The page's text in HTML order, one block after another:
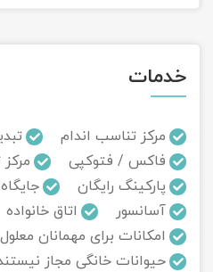
خدمات
مرکز تناسب اندام
فاکس / فتوکپی
پارکینگ رایگان
آسانسور
اتاق خانواده
امکانات برای مهمانان معلول
حیوانات خانگی مجاز
تور مرداب سراوان
تور سوباتان
تور چابهار
تور مرداب هسل